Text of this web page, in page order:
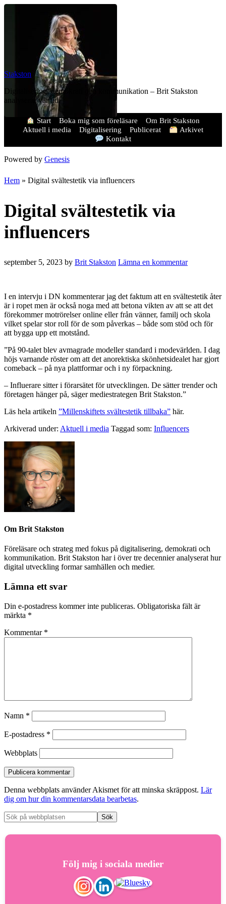
Stakston
Digitalisering, demokrati och kommunikation – Brit Stakston
analyserar vår tid.
Start Boka mig som föreläsare
Om Brit Stakston
Aktuell i media
Digitalisering Publicerat
Arkivet
Kontakt
Powered by Genesis
Hem » Digital svältestetik via influencers
Digital svältestetik via
influencers
september 5, 2023 by Brit Stakston Lämna en kommentar
I en intervju i DN kommenterar jag det faktum att en svältestetik åter
är i ropet men är också noga med att betona vikten av att se att det
förekommer motrörelser online eller från vänner, familj och skola
vilket spelar stor roll för de som påverkas – både som stöd och för
att bygga upp ett motstånd.
”På 90-talet blev avmagrade modeller standard i modevärlden. I dag
höjs varnande röster om att det anorektiska skönhetsidealet har gjort
comeback – på nya plattformar och i ny förpackning.
– Influerare sitter i förarsätet för utvecklingen. De sätter trender och
företagen hänger på, säger mediestrategen Brit Stakston.”
Läs hela artikeln ”Millenskiftets svältestetik tillbaka” här.
Arkiverad under: Aktuell i media Taggad som: Influencers
Om Brit Stakston
Föreläsare och strateg med fokus på digitalisering, demokrati och
kommunikation. Brit Stakston har i över tre decennier analyserat hur
digital utveckling formar samhällen och medier.
Lämna ett svar
Din e-postadress kommer inte publiceras. Obligatoriska fält är
märkta *
Kommentar *
Namn *
E-postadress *
Webbplats
Denna webbplats använder Akismet för att minska skräppost. Lär
dig om hur din kommentarsdata bearbetas.
Följ mig i sociala medier